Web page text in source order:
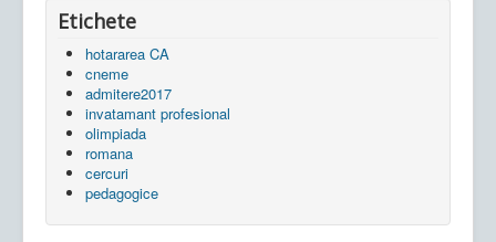
Etichete
hotararea CA
cneme
admitere2017
invatamant profesional
olimpiada
romana
cercuri
pedagogice